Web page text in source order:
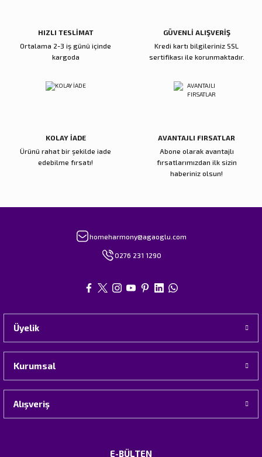
HIZLI TESLİMAT
Ortalama 2-3 iş günü içinde
kargoda
GÜVENLİ ALIŞVERİŞ
Kredi kartı bilgileriniz SSL
sertifikası ile korunmaktadır.
KOLAY İADE
Ürünü rahat bir şekilde iade
edebilme fırsatı!
AVANTAJLI FIRSATLAR
Abone olarak avantajlı
fırsatlarımızdan ilk sizin
haberiniz olsun!
homeharmony@agaoglu.com
0276 231 1290
Üyelik
Kurumsal
Alışveriş
E-BÜLTEN